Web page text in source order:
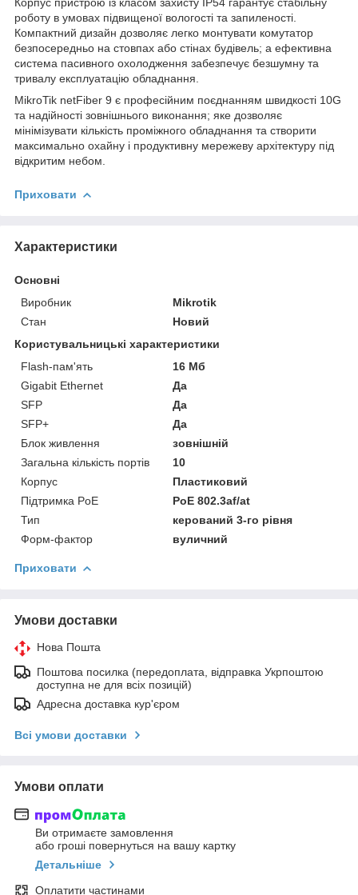
роботу в умовах підвищеної вологості та запиленості.
Компактний дизайн дозволяє легко монтувати комутатор
безпосередньо на стовпах або стінах будівель; а ефективна
система пасивного охолодження забезпечує безшумну та
тривалу експлуатацію обладнання.
MikroTik netFiber 9 є професійним поєднанням швидкості 10G
та надійності зовнішнього виконання; яке дозволяє
мінімізувати кількість проміжного обладнання та створити
максимально охайну і продуктивну мережеву архітектуру під
відкритим небом.
Приховати
Характеристики
Основні
Виробник
Mikrotik
Стан
Новий
Користувальницькі характеристики
Flash-пам'ять
16 Мб
Gigabit Ethernet
Да
SFP
Да
SFP+
Да
Блок живлення
зовнішній
Загальна кількість портів
10
Корпус
Пластиковий
Підтримка PoE
PoE 802.3af/at
Тип
керований 3-го рівня
Форм-фактор
вуличний
Приховати
Умови доставки
Нова Пошта
Поштова посилка (передоплата, відправка Укрпоштою
доступна не для всіх позицій)
Адресна доставка кур'єром
Всі умови доставки
Умови оплати
Ви отримаєте замовлення
або гроші повернуться на вашу картку
Детальніше
Оплатити частинами